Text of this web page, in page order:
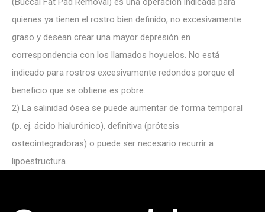
quienes ya tienen el rostro bien definido, no excesivamente
graso y desean crear una mayor depresión en
correspondencia con los llamados hoyuelos. No está
indicado para rostros excesivamente redondos porque el
beneficio que se obtiene es pobre.
2) La salinidad ósea se puede aumentar de forma temporal
(p. ej. ácido hialurónico), definitiva (prótesis
osteointegradoras) o puede ser necesario recurrir a
lipoestructura.